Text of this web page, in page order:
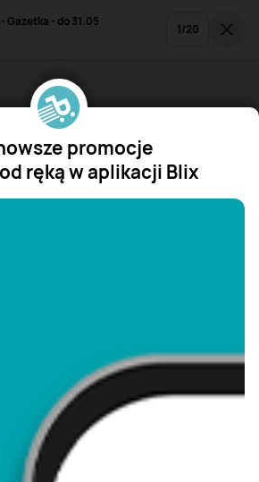
Gazetka - do 31.05
1/20
promocje
ręką w aplikacji Blix